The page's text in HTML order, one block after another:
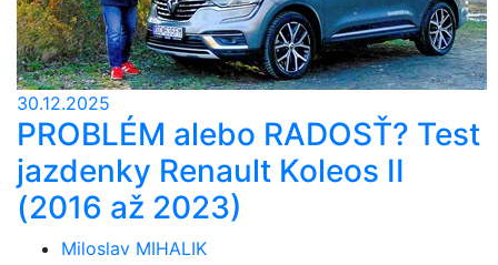
30.12.2025
PROBLÉM alebo RADOSŤ? Test
jazdenky Renault Koleos II
(2016 až 2023)
Miloslav MIHALIK